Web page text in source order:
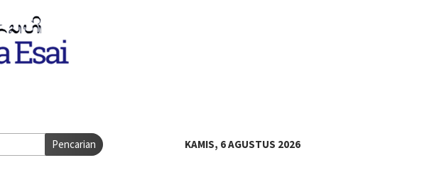
Pencarian KAMIS, 6 AGUSTUS 2026